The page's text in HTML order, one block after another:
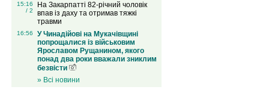
15:16
/ 2
На Закарпатті 82-річний чоловік
впав із даху та отримав тяжкі
травми
16:56
У Чинадійові на Мукачівщині
попрощалися із військовим
Ярославом Рущанином, якого
понад два роки вважали зниклим
безвісти
» Всі новини